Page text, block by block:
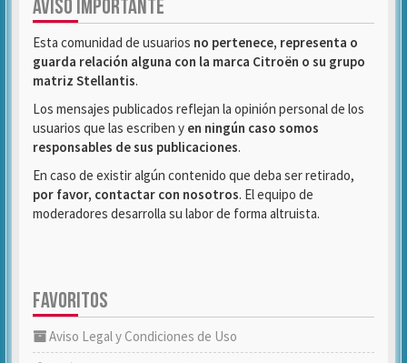
AVISO IMPORTANTE
Esta comunidad de usuarios no pertenece, representa o
guarda relación alguna con la marca Citroën o su grupo
matriz Stellantis.
Los mensajes publicados reflejan la opinión personal de los
usuarios que las escriben y en ningún caso somos
responsables de sus publicaciones.
En caso de existir algún contenido que deba ser retirado,
por favor, contactar con nosotros. El equipo de
moderadores desarrolla su labor de forma altruista.
FAVORITOS
Aviso Legal y Condiciones de Uso